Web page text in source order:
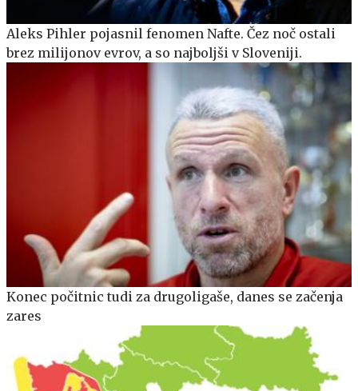
Aleks Pihler pojasnil fenomen Nafte. Čez noč ostali
brez milijonov evrov, a so najboljši v Sloveniji.
Konec počitnic tudi za drugoligaše, danes se začenja
zares